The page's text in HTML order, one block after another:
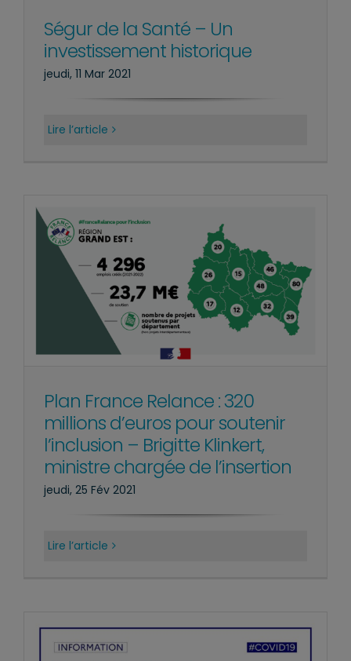
Ségur de la Santé – Un
investissement historique
jeudi, 11 Mar 2021
Lire l’article
Plan France Relance : 320
millions d’euros pour soutenir
l’inclusion – Brigitte Klinkert,
ministre chargée de l’insertion
jeudi, 25 Fév 2021
Lire l’article